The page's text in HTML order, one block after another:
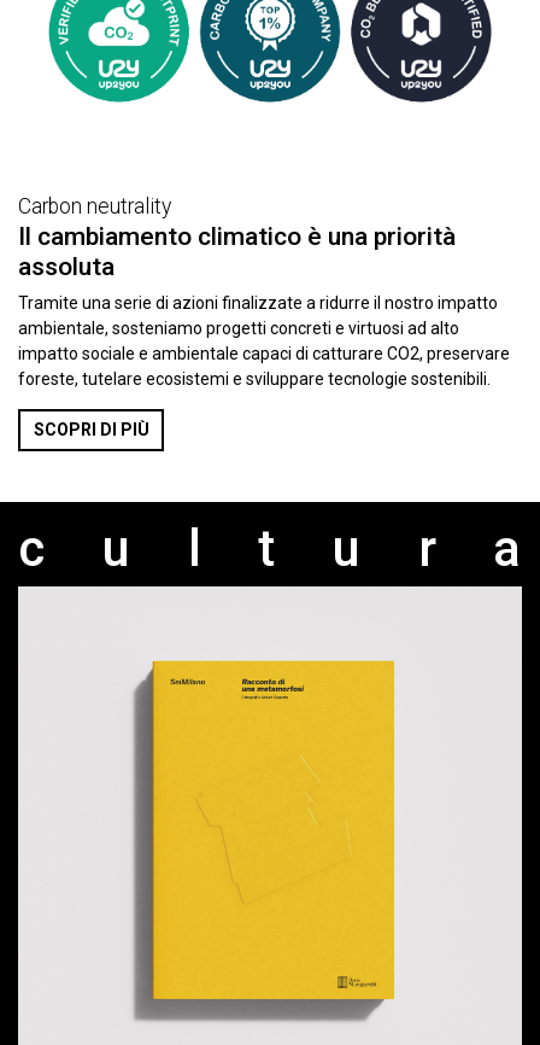
Carbon neutrality
Il cambiamento climatico è una priorità
assoluta
Tramite una serie di azioni finalizzate a ridurre il nostro impatto
ambientale, sosteniamo progetti concreti e virtuosi ad alto
impatto sociale e ambientale capaci di catturare CO2, preservare
foreste, tutelare ecosistemi e sviluppare tecnologie sostenibili.
SCOPRI DI PIÙ